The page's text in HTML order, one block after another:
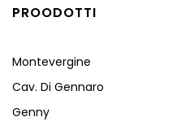
PROODOTTI
Montevergine
Cav. Di Gennaro
Genny